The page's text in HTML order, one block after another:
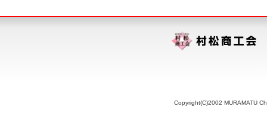
Copyright(C)2002 MURAMATU